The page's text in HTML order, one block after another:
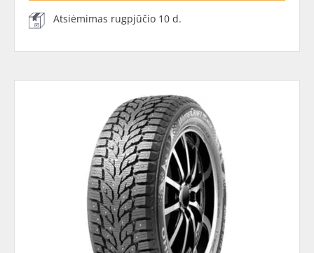
Atsiėmimas rugpjūčio 10 d.